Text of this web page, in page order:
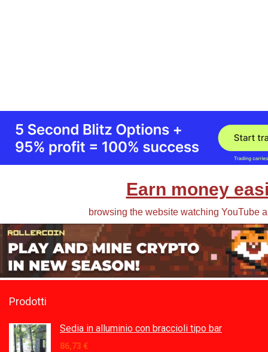
Prodotti
Sedia in alluminio con braccioli tipo bar
86,73 €